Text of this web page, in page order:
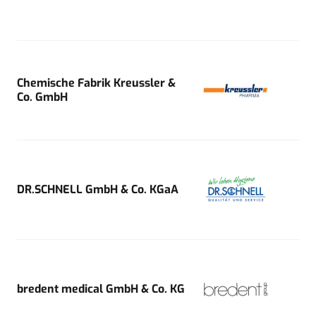
Chemische Fabrik Kreussler &
Co. GmbH
DR.SCHNELL GmbH & Co. KGaA
bredent medical GmbH & Co. KG